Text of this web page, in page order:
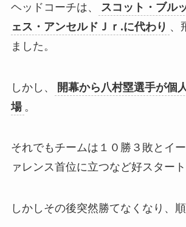
ヘッドコーチは、
スコット・ブル
ェス・アンセルドＪｒ.に代わり 、
ました。
しかし、
開幕から八村塁選手が個
場 。
それでもチームは１０勝３敗とイ
ァレンス首位に立つなど好スタート
しかしその後突然勝てなくなり、順